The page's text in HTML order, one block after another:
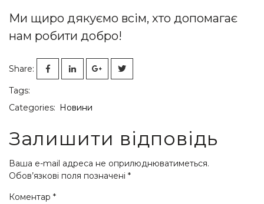
Ми щиро дякуємо всім, хто допомагає
нам робити добро!
Share:
Tags:
Categories: Новини
Залишити відповідь
Ваша e-mail адреса не оприлюднюватиметься.
Обов’язкові поля позначені *
Коментар *